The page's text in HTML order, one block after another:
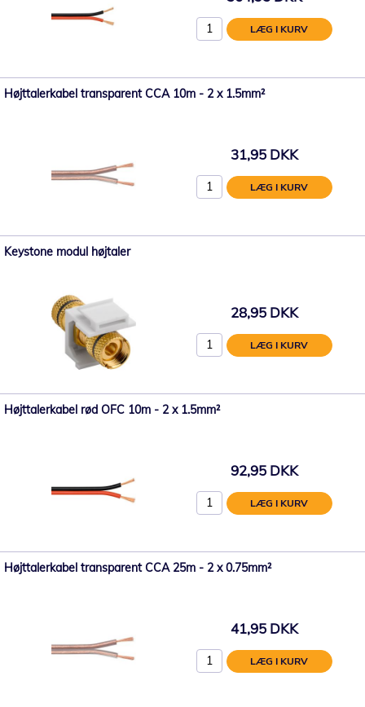
LÆG I KURV
Højttalerkabel transparent CCA 10m - 2 x 1.5mm²
31,95 DKK
LÆG I KURV
Keystone modul højtaler
28,95 DKK
LÆG I KURV
Højttalerkabel rød OFC 10m - 2 x 1.5mm²
92,95 DKK
LÆG I KURV
Højttalerkabel transparent CCA 25m - 2 x 0.75mm²
41,95 DKK
LÆG I KURV